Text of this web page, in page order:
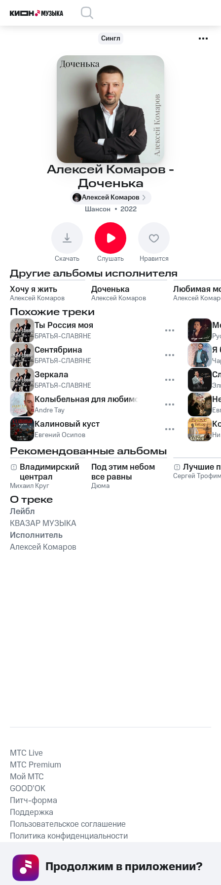
Сингл
Алексей Комаров -
Доченька
Алексей Комаров
Шансон
2022
Скачать Слушать Нравится
Другие альбомы исполнителя
Хочу я жить
Алексей Комаров
Доченька
Алексей Комаров
Любимая
Алексей
Похожие треки
Ты Россия моя
БРАТЬЯ-СЛАВЯНЕ
Сентябрина
БРАТЬЯ-СЛАВЯНЕ
Зеркала
БРАТЬЯ-СЛАВЯНЕ
Колыбельная для любимой
Andre Tay
Калиновый куст
Евгений Осипов
Я
Рекомендованные альбомы
Владимирский
централ
Михаил Круг
Под этим небом
все равны
Дюма
Лучшие
Сергей
О треке
Лейбл
КВАЗАР МУЗЫКА
Исполнитель
Алексей Комаров
СКАЧАТЬ ПРИЛОЖЕНИЕ
MTС Live
MTС Premium
Мой МТС
GOOD’OK
Питч-форма
Поддержка
Пользовательское соглашение
Политика конфиденциальности